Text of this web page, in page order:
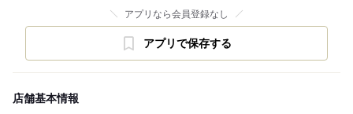
アプリなら会員登録なし
アプリで保存する
店舗基本情報